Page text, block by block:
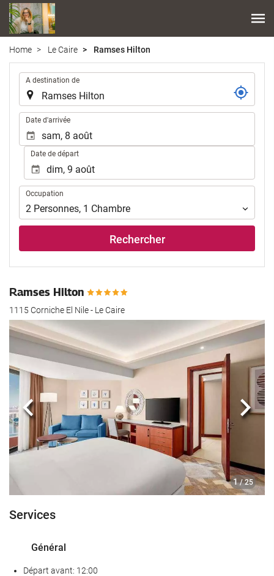
Home Le Caire Ramses Hilton
A destination de
Date d'arrivée
Date de départ
Occupation
Occupation
2 Personnes, 1 Chambre
Rechercher
Ramses Hilton
1115 Corniche El Nile - Le Caire
1 / 25
Précédent
Services
Général
Départ avant: 12:00